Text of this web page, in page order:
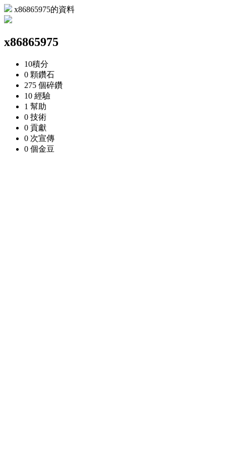
x86865975的資料
x86865975
10積分
0 顆鑽石
275 個碎鑽
10 經驗
1 幫助
0 技術
0 貢獻
0 次宣傳
0 個金豆